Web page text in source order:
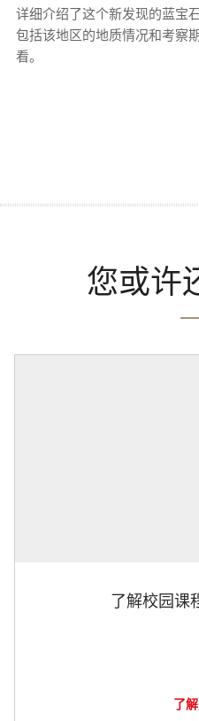
详细介绍了这个新发现的蓝宝
包括该地区的地质情况和考察
看。
您或许
了解校园课
了